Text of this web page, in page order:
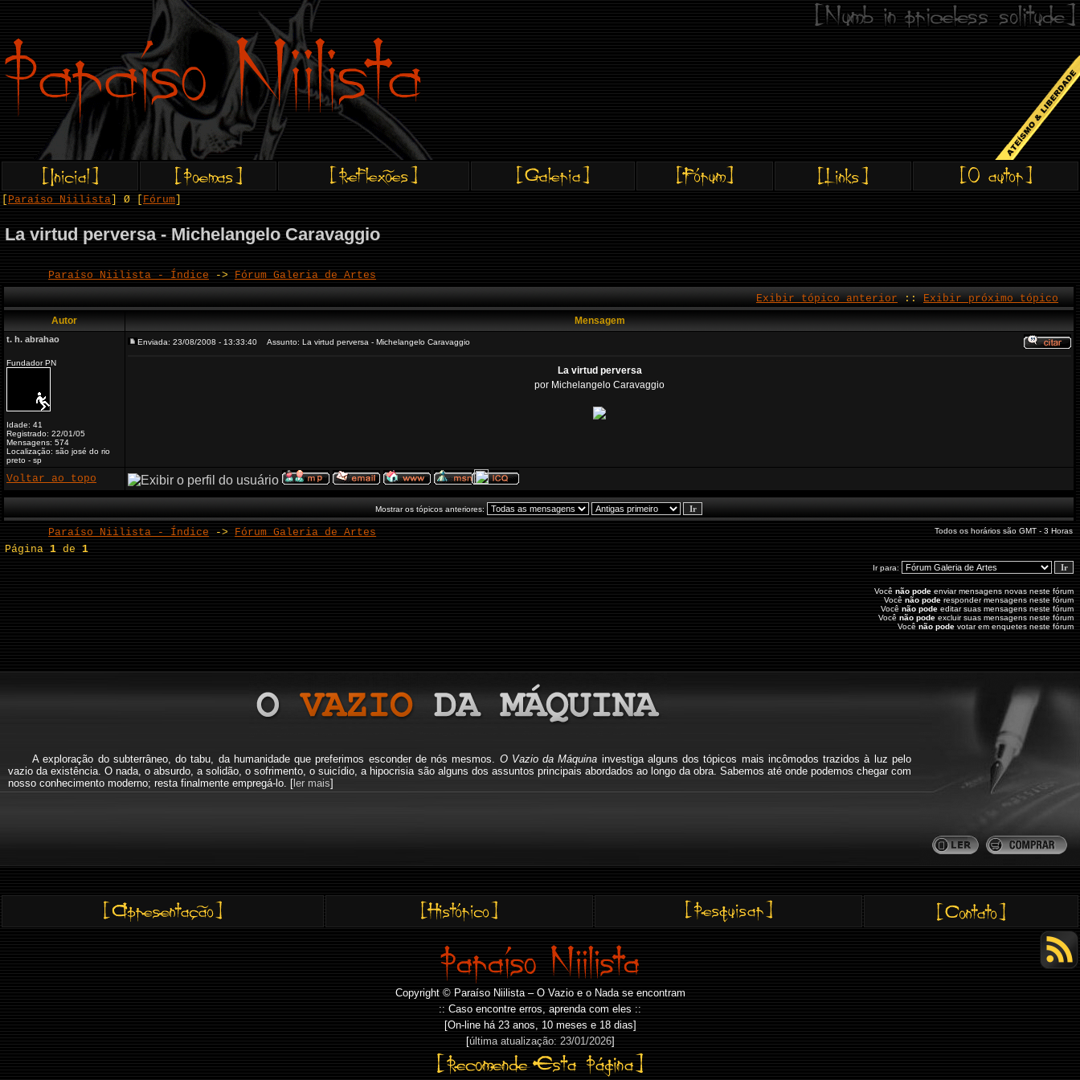
Paraíso Niilista ] Ø [ Fórum
La virtud perversa - Michelangelo Caravaggio
Paraíso Niilista - Índice -> Fórum Galeria de Artes
Exibir tópico anterior :: Exibir próximo tópico
Autor Mensagem
t. h. abrahao
Fundador PN
Idade: 41
Registrado: 22/01/05
Mensagens: 574
Localização: são josé do rio
preto - sp
Enviada: 23/08/2008 - 13:33:40 Assunto: La virtud perversa - Michelangelo Caravaggio
La virtud perversa
por Michelangelo Caravaggio
Voltar ao topo
Mostrar os tópicos anteriores:
Paraíso Niilista - Índice -> Fórum Galeria de Artes Todos os horários são GMT - 3 Horas
Página1 de1
Ir para:
Vocênão pode enviar mensagens novas neste fórum
Vocênão pode responder mensagens neste fórum
Vocênão pode editar suas mensagens neste fórum
Vocênão pode excluir suas mensagens neste fórum
Vocênão pode votar em enquetes neste fórum
A exploração do subterrâneo, do tabu, da humanidade que preferimos esconder de nós mesmos. O Vazio da Máquina investiga alguns dos tópicos mais incômodos trazidos à luz pelo
vazio da existência. O nada, o absurdo, a solidão, o sofrimento, o suicídio, a hipocrisia são alguns dos assuntos principais abordados ao longo da obra. Sabemos até onde podemos chegar com
nosso conhecimento moderno; resta finalmente empregá-lo. [ler mais]
Copyright © Paraíso Niilista – O Vazio e o Nada se encontram
:: Caso encontre erros, aprenda com eles ::
[On-line há 23 anos, 10 meses e 18 dias]
[última atualização: 23/01/2026]